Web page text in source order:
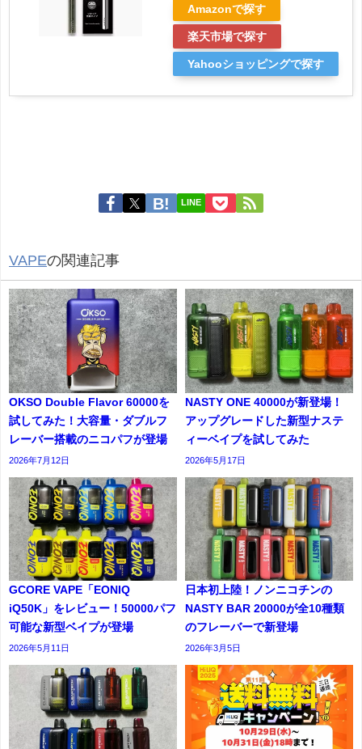
Amazonで探す
楽天市場で探す
Yahooショッピングで探す
LINE
VAPEの関連記事
OKSO Double Flavor 60000を
試してみた！大容量・ダブルフ
レーバー搭載のニコパフが登場
2026年7月12日
NASTY ONE 40000が新登場！
アップグレードした新型ナステ
ィーベイプを試してみた
2026年5月17日
GCORE VAPE「EONIQ
iQ50K」をレビュー！50000パフ
可能な新型ベイプが登場
2026年5月11日
日本初上陸！ノンニコチンの
NASTY BAR 20000が全10種類
のフレーバーで新登場
2026年3月5日